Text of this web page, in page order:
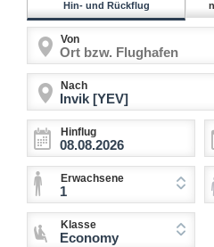
Hin- und Rückflug
Von
Nach
Hinflug
Erwachsene
1
Klasse
Economy